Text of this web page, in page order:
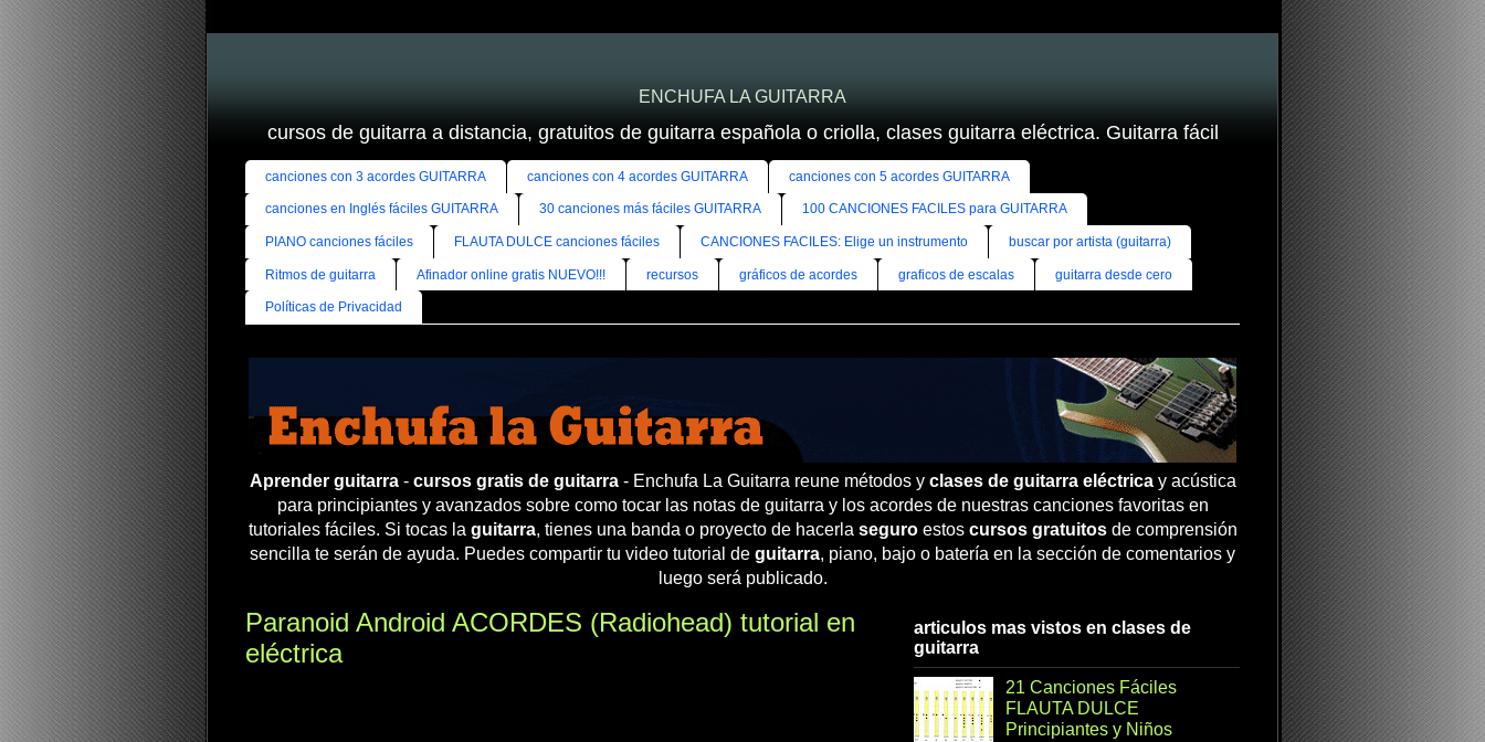
ENCHUFA LA GUITARRA
cursos de guitarra a distancia, gratuitos de guitarra española o criolla, clases guitarra eléctrica. Guitarra fácil
canciones con 3 acordes GUITARRA canciones con 4 acordes GUITARRA canciones con 5 acordes GUITARRA
canciones en Inglés fáciles GUITARRA 30 canciones más fáciles GUITARRA 100 CANCIONES FACILES para GUITARRA
PIANO canciones fáciles FLAUTA DULCE canciones fáciles CANCIONES FACILES: Elige un instrumento buscar por artista (guitarra)
Ritmos de guitarra Afinador online gratis NUEVO!!! recursos gráficos de acordes graficos de escalas guitarra desde cero
Políticas de Privacidad
Aprender guitarra- cursos gratis de guitarra- Enchufa La Guitarra reune métodos y clases de guitarra eléctricay acústica
para principiantes y avanzados sobre como tocar las notas de guitarra y los acordes de nuestras canciones favoritas en
tutoriales fáciles. Si tocas la guitarra, tienes una banda o proyecto de hacerla seguroestos cursos gratuitosde comprensión
sencilla te serán de ayuda. Puedes compartir tu video tutorial de guitarra, piano, bajo o batería en la sección de comentarios y
luego será publicado.
Paranoid Android ACORDES (Radiohead) tutorial en
eléctrica
articulos mas vistos en clases de
guitarra
21 Canciones Fáciles
FLAUTA DULCE
Principiantes y Niños